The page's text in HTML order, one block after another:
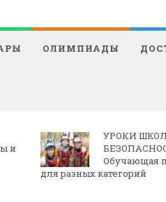
ОЛИМПИАДЫ
и
УРОКИ
Обучающая
для разных категорий